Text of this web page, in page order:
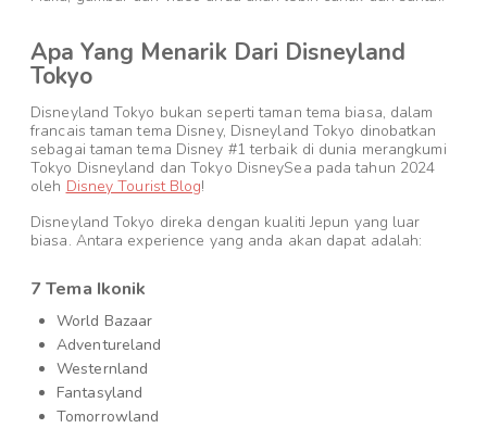
Apa Yang Menarik Dari Disneyland
Tokyo
Disneyland Tokyo bukan seperti taman tema biasa, dalam
francais taman tema Disney, Disneyland Tokyo dinobatkan
sebagai taman tema Disney #1 terbaik di dunia merangkumi
Tokyo Disneyland dan Tokyo DisneySea pada tahun 2024
oleh Disney Tourist Blog!
Disneyland Tokyo direka dengan kualiti Jepun yang luar
biasa. Antara experience yang anda akan dapat adalah:
7 Tema Ikonik
World Bazaar
Adventureland
Westernland
Fantasyland
Tomorrowland